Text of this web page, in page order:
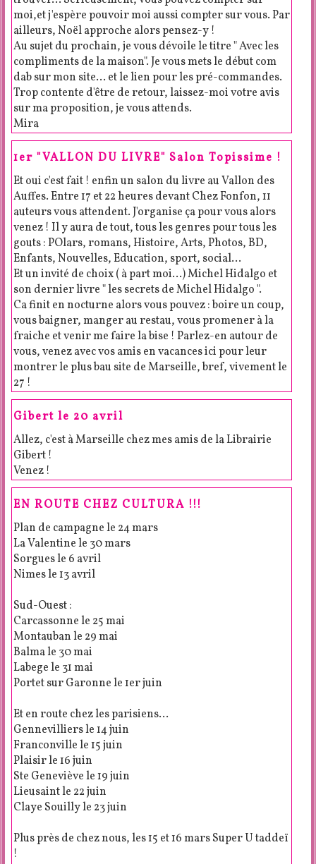
moi,et j'espère pouvoir moi aussi compter sur vous. Par
ailleurs, Noël approche alors pensez-y !
Au sujet du prochain, je vous dévoile le titre " Avec les
compliments de la maison". Je vous mets le début com
dab sur mon site... et le lien pour les pré-commandes.
Trop contente d'être de retour, laissez-moi votre avis
sur ma proposition, je vous attends.
Mira
1er "VALLON DU LIVRE" Salon Topissime !
Et oui c'est fait ! enfin un salon du livre au Vallon des
Auffes. Entre 17 et 22 heures devant Chez Fonfon, 11
auteurs vous attendent. J'organise ça pour vous alors
venez ! Il y aura de tout, tous les genres pour tous les
gouts : POlars, romans, Histoire, Arts, Photos, BD,
Enfants, Nouvelles, Education, sport, social...
Et un invité de choix ( à part moi...) Michel Hidalgo et
son dernier livre " les secrets de Michel Hidalgo ".
Ca finit en nocturne alors vous pouvez : boire un coup,
vous baigner, manger au restau, vous promener à la
fraiche et venir me faire la bise ! Parlez-en autour de
vous, venez avec vos amis en vacances ici pour leur
montrer le plus bau site de Marseille, bref, vivement le
27 !
Gibert le 20 avril
Allez, c'est à Marseille chez mes amis de la Librairie
Gibert !
Venez !
EN ROUTE CHEZ CULTURA !!!
Plan de campagne le 24 mars
La Valentine le 30 mars
Sorgues le 6 avril
Nimes le 13 avril
Sud-Ouest :
Carcassonne le 25 mai
Montauban le 29 mai
Balma le 30 mai
Labege le 31 mai
Portet sur Garonne le 1er juin
Et en route chez les parisiens...
Gennevilliers le 14 juin
Franconville le 15 juin
Plaisir le 16 juin
Ste Geneviève le 19 juin
Lieusaint le 22 juin
Claye Souilly le 23 juin
Plus près de chez nous, les 15 et 16 mars Super U taddeï
!